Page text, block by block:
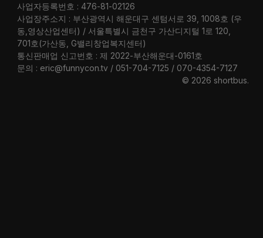
사업자등록번호 : 476-81-02126
사업장주소지 : 부산광역시 해운대구 센텀서로 39, 1008호 (우
동,영상산업센터) / 서울특별시 금천구 가산디지털 1로 120,
701호(가산동, G밸리창업복지센터)
통신판매업 신고번호 : 제 2022-부산해운대-0161호
문의 : eric@funnycon.tv / 051-704-7125 / 070-4354-7127
© 2026 shortbus.